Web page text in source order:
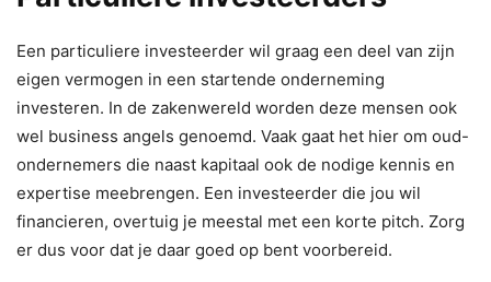
Een particuliere investeerder wil graag een deel van zijn
eigen vermogen in een startende onderneming
investeren. In de zakenwereld worden deze mensen ook
wel business angels genoemd. Vaak gaat het hier om oud-
ondernemers die naast kapitaal ook de nodige kennis en
expertise meebrengen. Een investeerder die jou wil
financieren, overtuig je meestal met een korte pitch. Zorg
er dus voor dat je daar goed op bent voorbereid.